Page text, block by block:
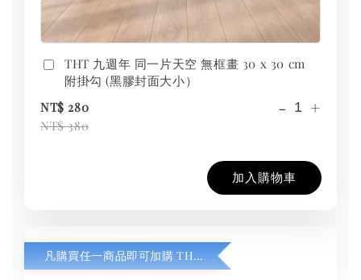
THT 九週年 同一片天空 無框畫 30 x 30 cm
附掛勾 (黑膠封面大小）
NT$ 280
NT$ 380
- +
加入購物車
凡購買任一商品即可加購 THT 九週年紀念 T-shirt